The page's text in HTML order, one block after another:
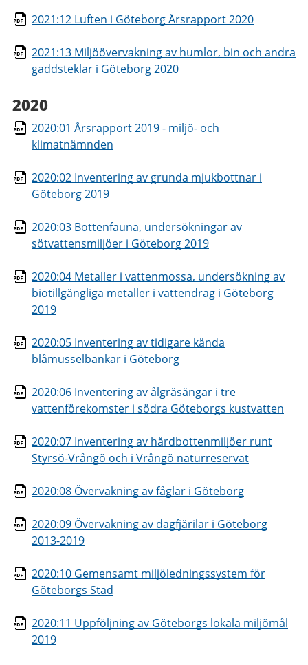
2021:12 Luften i Göteborg Årsrapport 2020
2021:13 Miljöövervakning av humlor, bin och andra
gaddsteklar i Göteborg 2020
2020
2020:01 Årsrapport 2019 - miljö- och
klimatnämnden
2020:02 Inventering av grunda mjukbottnar i
Göteborg 2019
2020:03 Bottenfauna, undersökningar av
sötvattensmiljöer i Göteborg 2019
2020:04 Metaller i vattenmossa, undersökning av
biotillgängliga metaller i vattendrag i Göteborg
2019
2020:05 Inventering av tidigare kända
blåmusselbankar i Göteborg
2020:06 Inventering av ålgräsängar i tre
vattenförekomster i södra Göteborgs kustvatten
2020:07 Inventering av hårdbottenmiljöer runt
Styrsö-Vrångö och i Vrångö naturreservat
2020:08 Övervakning av fåglar i Göteborg
2020:09 Övervakning av dagfjärilar i Göteborg
2013-2019
2020:10 Gemensamt miljöledningssystem för
Göteborgs Stad
2020:11 Uppföljning av Göteborgs lokala miljömål
2019